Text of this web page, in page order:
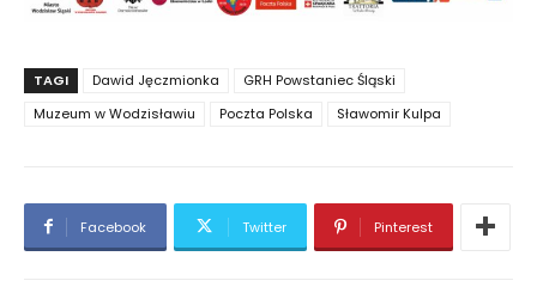
TAGI Dawid Jęczmionka
GRH Powstaniec Śląski
Muzeum w Wodzisławiu
Poczta Polska Sławomir Kulpa
Facebook Twitter Pinterest